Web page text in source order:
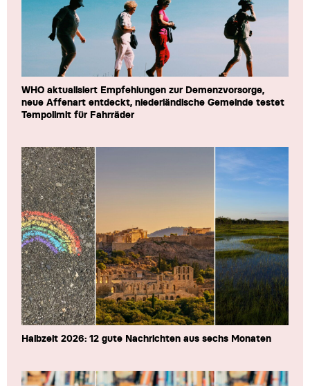
WHO aktualisiert Empfehlungen zur Demenzvorsorge,
neue Affenart entdeckt, niederländische Gemeinde testet
Tempolimit für Fahrräder
Halbzeit 2026: 12 gute Nachrichten aus sechs Monaten